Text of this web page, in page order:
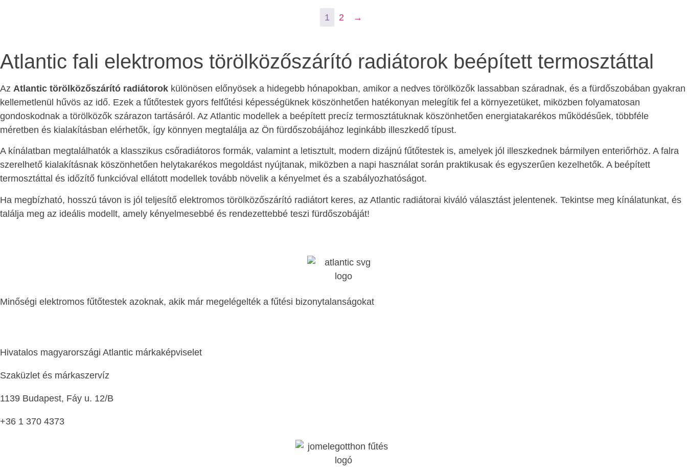
1 2 →
Atlantic fali elektromos törölközőszárító radiátorok beépített termosztáttal
Az Atlantic törölközőszárító radiátorok különösen előnyösek a hidegebb hónapokban, amikor a nedves törölközők lassabban száradnak, és a fürdőszobában gyakran
kellemetlenül hűvös az idő. Ezek a fűtőtestek gyors felfűtési képességüknek köszönhetően hatékonyan melegítik fel a környezetüket, miközben folyamatosan
gondoskodnak a törölközők szárazon tartásáról. Az Atlantic modellek a beépített precíz termosztátuknak köszönhetően energiatakarékos működésűek, többféle
méretben és kialakításban elérhetők, így könnyen megtalálja az Ön fürdőszobájához leginkább illeszkedő típust.
A kínálatban megtalálhatók a klasszikus csőradiátoros formák, valamint a letisztult, modern dizájnú fűtőtestek is, amelyek jól illeszkednek bármilyen enteriőrhöz. A falra
szerelhető kialakításnak köszönhetően helytakarékos megoldást nyújtanak, miközben a napi használat során praktikusak és egyszerűen kezelhetők. A beépített
termosztáttal és időzítő funkcióval ellátott modellek tovább növelik a kényelmet és a szabályozhatóságot.
Ha megbízható, hosszú távon is jól teljesítő elektromos törölközőszárító radiátort keres, az Atlantic radiátorai kiváló választást jelentenek. Tekintse meg kínálatunkat, és
találja meg az ideális modellt, amely kényelmesebbé és rendezettebbé teszi fürdőszobáját!
Minőségi elektromos fűtőtestek azoknak, akik már megelégelték a fűtési bizonytalanságokat
Hivatalos magyarországi Atlantic márkaképviselet
Szaküzlet és márkaszervíz
1139 Budapest, Fáy u. 12/B
+36 1 370 4373